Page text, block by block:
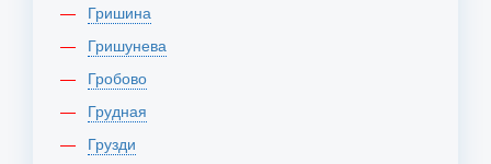
Гришина
Гришунева
Гробово
Грудная
Грузди